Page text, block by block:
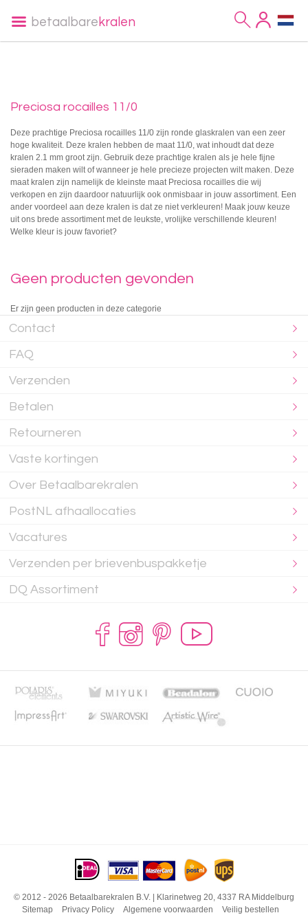
betaalbare kralen
Preciosa rocailles 11/0
Deze prachtige Preciosa rocailles 11/0 zijn ronde glaskralen van een zeer
hoge kwaliteit. Deze kralen hebben de maat 11/0, wat inhoudt dat deze
kralen 2.1 mm groot zijn. Gebruik deze prachtige kralen als je hele fijne
sieraden maken wilt of wanneer je hele precieze projecten wilt maken. Deze
maat kralen zijn namelijk de kleinste maat Preciosa rocailles die wij
verkopen en zijn daardoor natuurlijk ook onmisbaar in jouw assortiment. Een
ander voordeel aan deze kralen is dat ze niet verkleuren! Maak jouw keuze
uit ons brede assortiment met de leukste, vrolijke verschillende kleuren!
Welke kleur is jouw favoriet?
Geen producten gevonden
Er zijn geen producten in deze categorie
Contact
FAQ
Verzenden
Betalen
Retourneren
Vaste kortingen
Over Betaalbarekralen
PostNL afhaallocaties
Vacatures
Verzenden per brievenbuspakketje
DQ Assortiment
© 2012 - 2026 Betaalbarekralen B.V. | Klarinetweg 20, 4337 RA Middelburg
Sitemap
Privacy Policy Algemene voorwaarden Veilig bestellen